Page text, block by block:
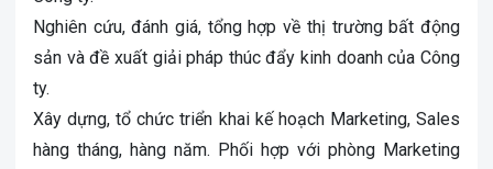
Nghiên cứu, đánh giá, tổng hợp về thị trường bất động
sản và đề xuất giải pháp thúc đẩy kinh doanh của Công
ty.
Xây dựng, tổ chức triển khai kế hoạch Marketing, Sales
hàng tháng, hàng năm. Phối hợp với phòng Marketing